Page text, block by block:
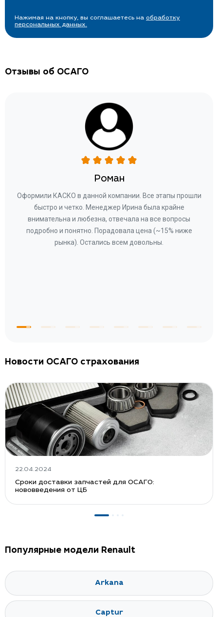
Нажимая на кнопку, вы соглашаетесь на обработку
персональных данных.
Отзывы об ОСАГО
Роман
Оформили КАСКО в данной компании. Все этапы прошли
быстро и четко. Менеджер Ирина была крайне
внимательна и любезна, отвечала на все вопросы
подробно и понятно. Порадовала цена (~15% ниже
рынка). Остались всем довольны.
Новости ОСАГО страхования
22.04.2024
Сроки доставки запчастей для ОСАГО:
нововведения от ЦБ
Популярные модели Renault
Arkana
Captur